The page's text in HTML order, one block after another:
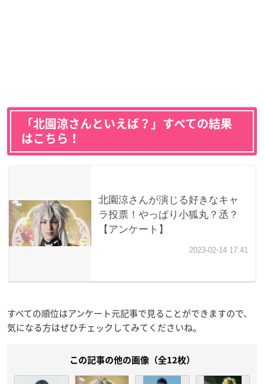
「北園涼さんといえば？」すべての結果
はこちら！
すべての順位はアンケート元記事で見ることができますので、
気になる方はぜひチェックしてみてくださいね。
この記事の他の画像（全12枚）